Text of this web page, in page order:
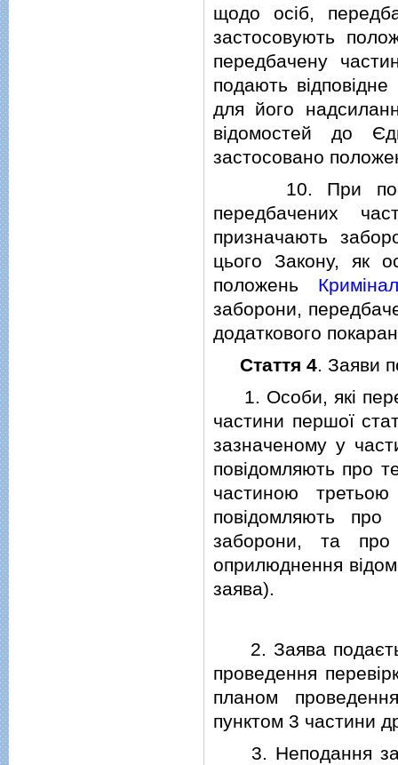
щодо осiб,
застосовують
передбачену
подають
для його
вiдомостей до
застосовано
10. При
передбачених
призначають
цього Закону, як
положень
заборони,
додаткового
Стаття 4. Заяви
1. Особи, якi
частини першої
зазначеному у
повiдомляють про
частиною
повiдомляють
заборони, та
оприлюднення
заява).
2. Заява
проведення
планом
пунктом 3 частини
3. Неподання